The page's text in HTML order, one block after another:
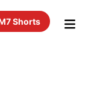
Shorts